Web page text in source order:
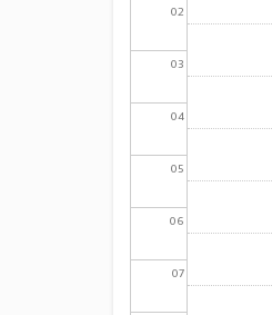
02
03
04
05
06
07